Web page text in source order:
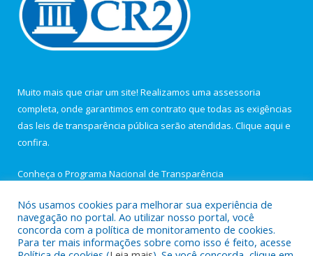
Muito mais que criar um site! Realizamos uma assessoria
completa, onde garantimos em contrato que todas as exigências
das leis de transparência pública serão atendidas. Clique aqui e
confira.
Conheça o Programa Nacional de Transparência
Todos os direitos reservados a Câmara Municipal de Igarapé-
Nós usamos cookies para melhorar sua experiência de
navegação no portal. Ao utilizar nosso portal, você
concorda com a política de monitoramento de cookies.
Para ter mais informações sobre como isso é feito, acesse